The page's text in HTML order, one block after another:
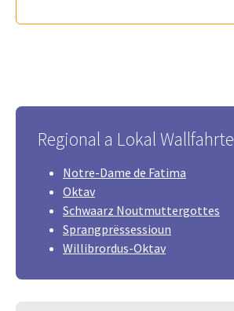
Regional a Lokal Wallfahrte
Notre-Dame de Fatima
Oktav
Schwaarz Noutmuttergottes
Sprangprëssessioun
Willibrordus-Oktav